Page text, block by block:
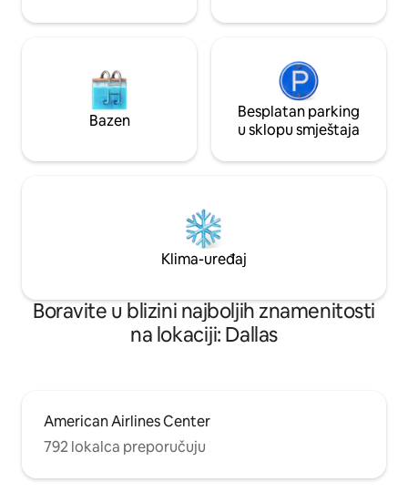
putem SMS-a.
Bazen
Besplatan parking
u sklopu smještaja
Klima-uređaj
Boravite u blizini najboljih znamenitosti
na lokaciji: Dallas
American Airlines Center
792 lokalca preporučuju